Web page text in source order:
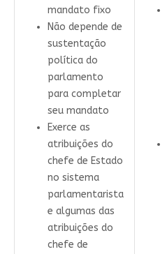
mandato fixo
Não depende de
sustentação
política do
parlamento
para completar
seu mandato
Exerce as
atribuições do
chefe de Estado
no sistema
parlamentarista
e algumas das
atribuições do
chefe de